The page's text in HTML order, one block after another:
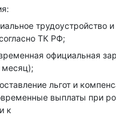
трудоустройство
ТК РФ;
официальная
месяц);
льгот и
выплаты при
к